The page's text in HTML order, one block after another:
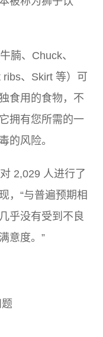
腩、Chuck、
、Skirt 等）可
食用的食物，不
拥有您所需的一
的风险。
2,029 人进行了
，“与普遍预期相
乎没有受到不良
意度。”